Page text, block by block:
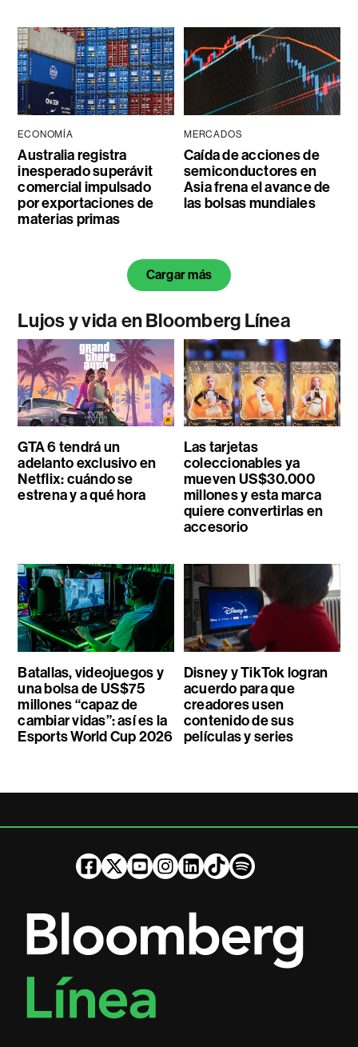
ECONOMÍA
Australia registra
inesperado superávit
comercial impulsado
por exportaciones de
materias primas
MERCADOS
Caída de acciones de
semiconductores en
Asia frena el avance de
las bolsas mundiales
Cargar más
Lujos y vida en Bloomberg Línea
GTA 6 tendrá un
adelanto exclusivo en
Netflix: cuándo se
estrena y a qué hora
Las tarjetas
coleccionables ya
mueven US$30.000
millones y esta marca
quiere convertirlas en
accesorio
Batallas, videojuegos y
una bolsa de US$75
millones “capaz de
cambiar vidas”: así es la
Esports World Cup 2026
Disney y TikTok logran
acuerdo para que
creadores usen
contenido de sus
películas y series